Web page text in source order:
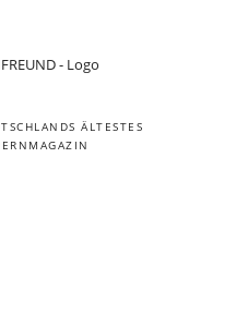
ÄLTESTES